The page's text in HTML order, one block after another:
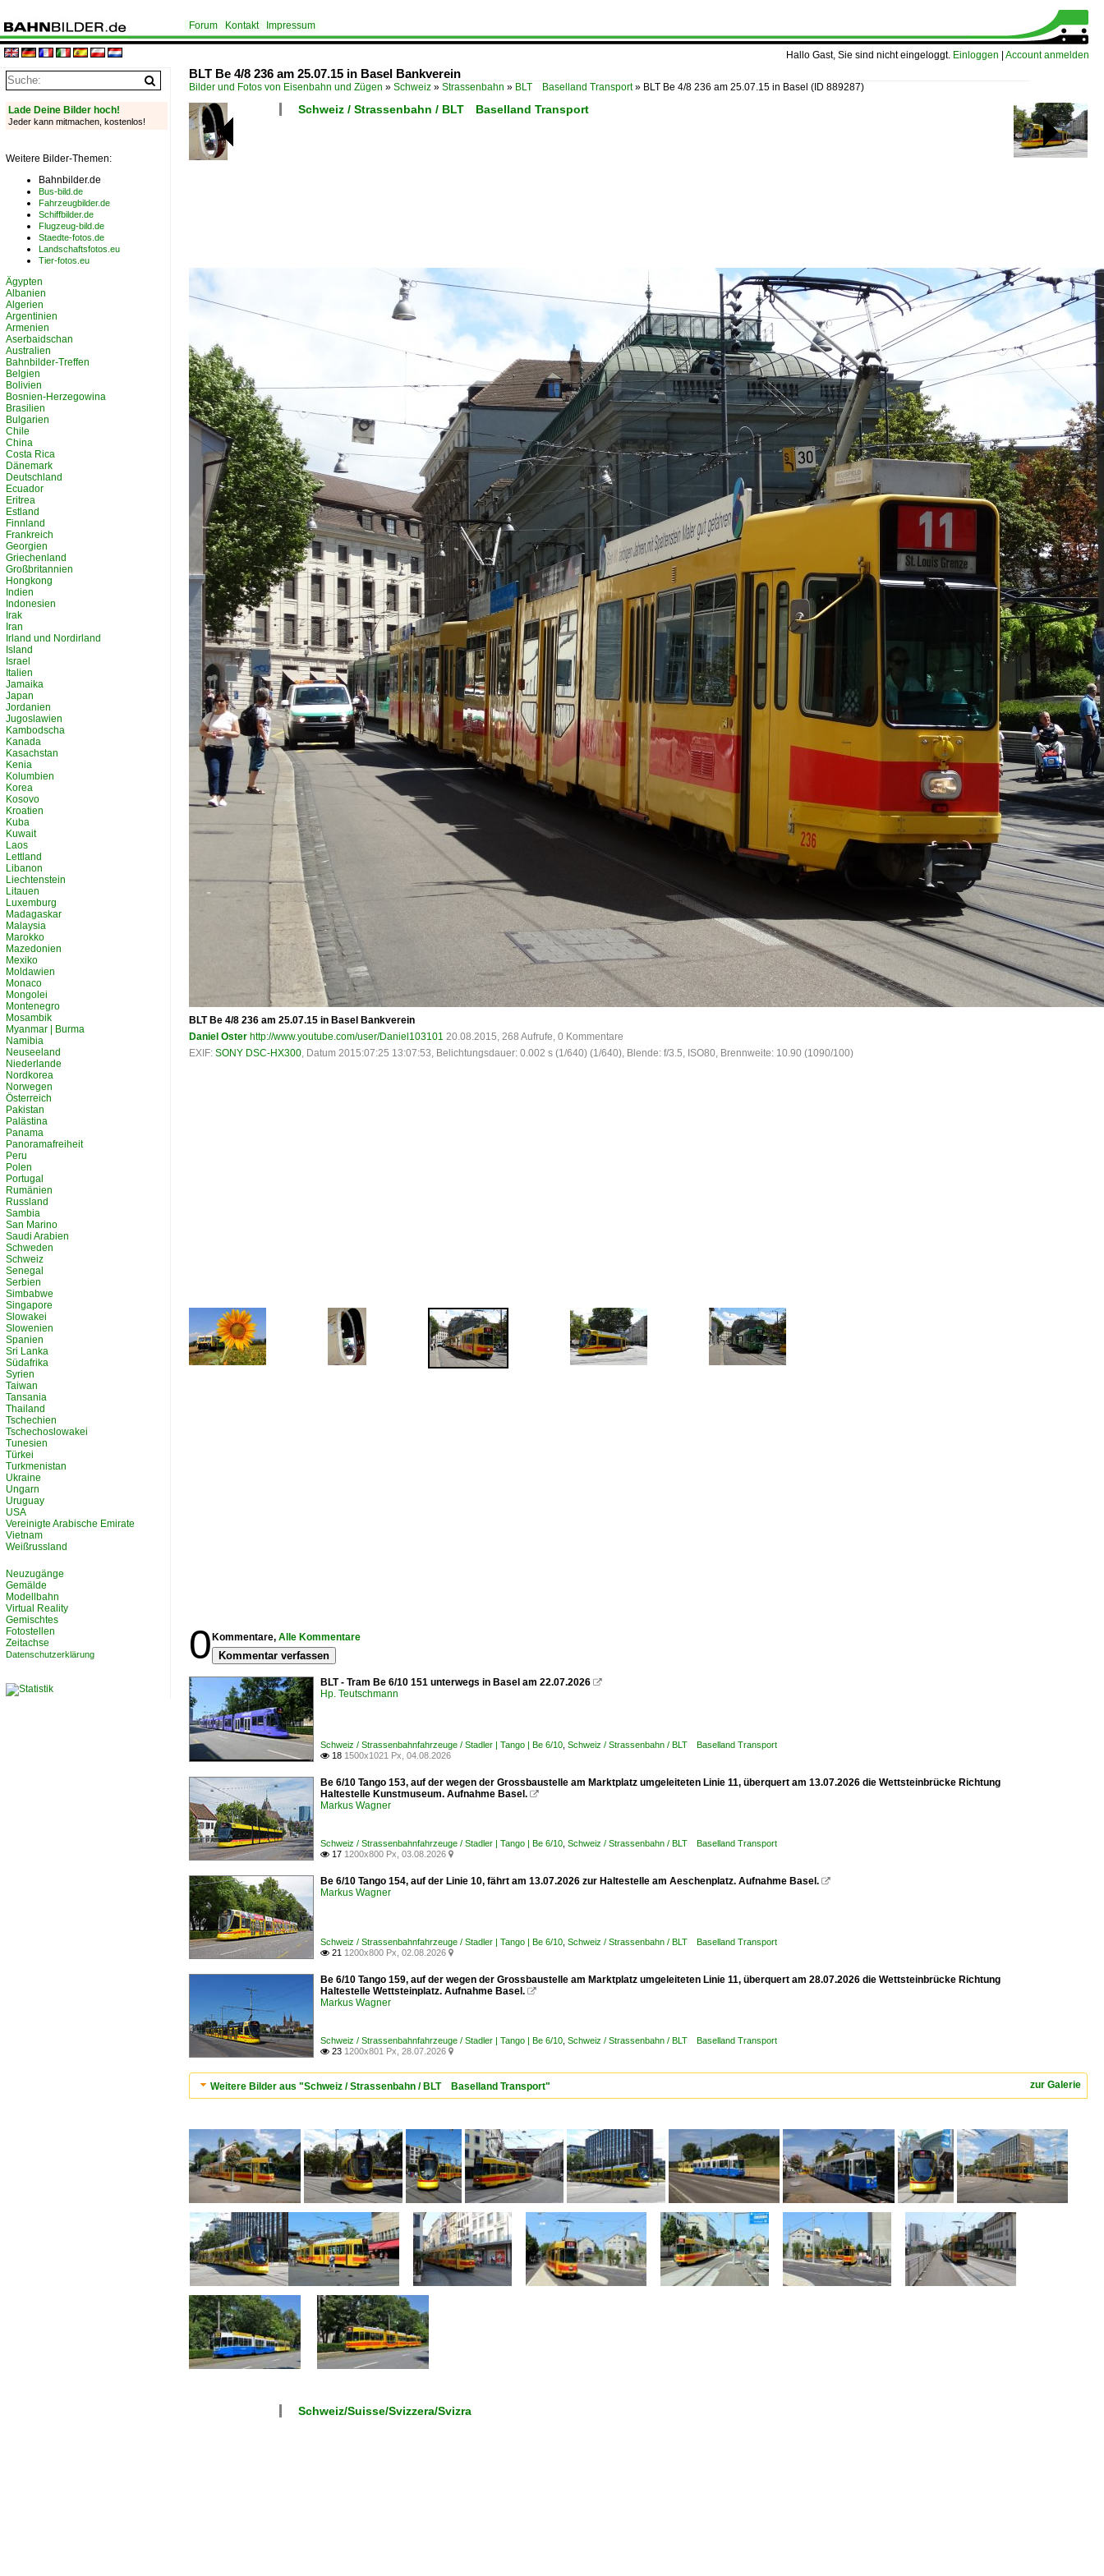
Hallo Gast, Sie sind nicht eingeloggt. Einloggen Account anmelden
Forum Kontakt Impressum
BLT Be 4/8 236 am 25.07.15 in Basel Bankverein
Bilder und Fotos von Eisenbahn und Zügen » Schweiz » Strassenbahn » BLT Baselland Transport» BLT Be 4/8 236 am 25.07.15 in Basel (ID 889287)
Schweiz / Strassenbahn / BLT Baselland Transport
BLT Be 4/8 236 am 25.07.15 in Basel Bankverein
Daniel Oster http://www.youtube.com/user/Daniel103101 20.08.2015, 268 Aufrufe, 0 Kommentare
EXIF: SONY DSC-HX300, Datum 2015:07:25 13:07:53, Belichtungsdauer: 0.002 s (1/640) (1/640), Blende: f/3.5, ISO80, Brennweite: 10.90 (1090/100)
0 Kommentare, Alle Kommentare
Kommentar verfassen
BLT - Tram Be 6/10 151 unterwegs in Basel am 22.07.2026 
Hp. Teutschmann
Schweiz / Strassenbahnfahrzeuge / Stadler | Tango | Be 6/10 Schweiz / Strassenbahn / BLT Baselland Transport
 18 1500x1021 Px, 04.08.2026
Be 6/10 Tango 153, auf der wegen der Grossbaustelle am Marktplatz umgeleiteten Linie 11, überquert am 13.07.2026 die Wettsteinbrücke Richtung
Haltestelle Kunstmuseum. Aufnahme Basel. 
Markus Wagner
Schweiz / Strassenbahnfahrzeuge / Stadler | Tango | Be 6/10 Schweiz / Strassenbahn / BLT Baselland Transport
 17 1200x800 Px, 03.08.2026 
Be 6/10 Tango 154, auf der Linie 10, fährt am 13.07.2026 zur Haltestelle am Aeschenplatz. Aufnahme Basel. 
Markus Wagner
Schweiz / Strassenbahnfahrzeuge / Stadler | Tango | Be 6/10 Schweiz / Strassenbahn / BLT Baselland Transport
 21 1200x800 Px, 02.08.2026 
Be 6/10 Tango 159, auf der wegen der Grossbaustelle am Marktplatz umgeleiteten Linie 11, überquert am 28.07.2026 die Wettsteinbrücke Richtung
Haltestelle Wettsteinplatz. Aufnahme Basel. 
Markus Wagner
Schweiz / Strassenbahnfahrzeuge / Stadler | Tango | Be 6/10 Schweiz / Strassenbahn / BLT Baselland Transport
 23 1200x801 Px, 28.07.2026 
zur Galerie
Weitere Bilder aus "Schweiz / Strassenbahn / BLT Baselland Transport"
Schweiz/Suisse/Svizzera/Svizra
Lade Deine Bilder hoch!
Jeder kann mitmachen, kostenlos!
Weitere Bilder-Themen:
Bahnbilder.de
Bus-bild.de
Fahrzeugbilder.de
Schiffbilder.de
Flugzeug-bild.de
Staedte-fotos.de
Landschaftsfotos.eu
Tier-fotos.eu
Ägypten
Albanien
Algerien
Argentinien
Armenien
Aserbaidschan
Australien
Bahnbilder-Treffen
Belgien
Bolivien
Bosnien-Herzegowina
Brasilien
Bulgarien
Chile
China
Costa Rica
Dänemark
Deutschland
Ecuador
Eritrea
Estland
Finnland
Frankreich
Georgien
Griechenland
Großbritannien
Hongkong
Indien
Indonesien
Irak
Iran
Irland und Nordirland
Island
Israel
Italien
Jamaika
Japan
Jordanien
Jugoslawien
Kambodscha
Kanada
Kasachstan
Kenia
Kolumbien
Korea
Kosovo
Kroatien
Kuba
Kuwait
Laos
Lettland
Libanon
Liechtenstein
Litauen
Luxemburg
Madagaskar
Malaysia
Marokko
Mazedonien
Mexiko
Moldawien
Monaco
Mongolei
Montenegro
Mosambik
Myanmar | Burma
Namibia
Neuseeland
Niederlande
Nordkorea
Norwegen
Österreich
Pakistan
Palästina
Panama
Panoramafreiheit
Peru
Polen
Portugal
Rumänien
Russland
Sambia
San Marino
Saudi Arabien
Schweden
Schweiz
Senegal
Serbien
Simbabwe
Singapore
Slowakei
Slowenien
Spanien
Sri Lanka
Südafrika
Syrien
Taiwan
Tansania
Thailand
Tschechien
Tschechoslowakei
Tunesien
Türkei
Turkmenistan
Ukraine
Ungarn
Uruguay
USA
Vereinigte Arabische Emirate
Vietnam
Weißrussland
Neuzugänge
Gemälde
Modellbahn
Virtual Reality
Gemischtes
Fotostellen
Zeitachse
Datenschutzerklärung